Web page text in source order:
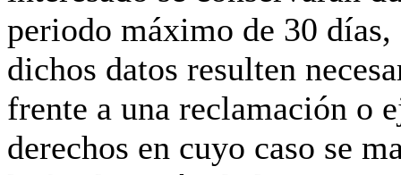
periodo máximo de 30 días,
dichos datos resulten
frente a una reclamación o
derechos en cuyo caso se